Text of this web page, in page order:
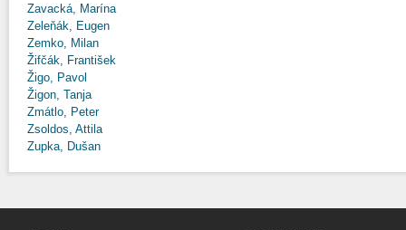
Zavacká, Marína
Zeleňák, Eugen
Zemko, Milan
Žifčák, František
Žigo, Pavol
Žigon, Tanja
Zmátlo, Peter
Zsoldos, Attila
Zupka, Dušan